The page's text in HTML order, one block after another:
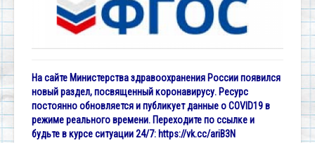
На сайте Министерства здравоохранения России появился
новый раздел, посвященный коронавирусу. Ресурс
постоянно обновляется и публикует данные о COVID19 в
режиме реального времени. Переходите по ссылке и
будьте в курсе ситуации 24/7: https://vk.cc/ariB3N